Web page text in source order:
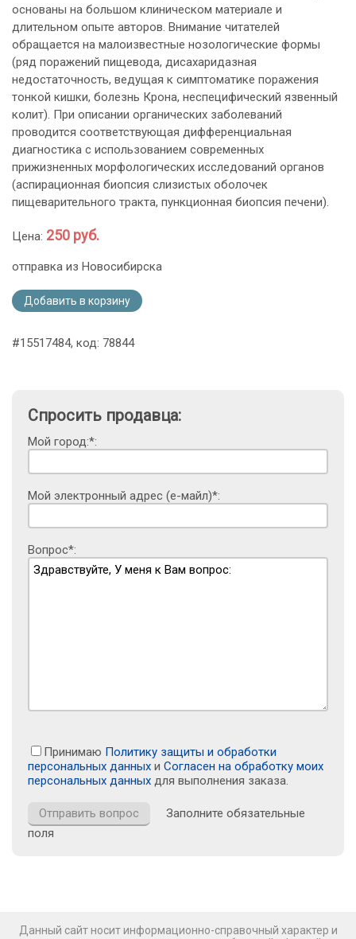
основаны на большом клиническом материале и
длительном опыте авторов. Внимание читателей
обращается на малоизвестные нозологические формы
(ряд поражений пищевода, дисахаридазная
недостаточность, ведущая к симптоматике поражения
тонкой кишки, болезнь Крона, неспецифический язвенный
колит). При описании органических заболеваний
проводится соответствующая дифференциальная
диагностика с использованием современных
прижизненных морфологических исследований органов
(аспирационная биопсия слизистых оболочек
пищеварительного тракта, пункционная биопсия печени).
Цена: 250 руб.
отправка из Новосибирска
Добавить в корзину
#15517484, код: 78844
Спросить продавца:
Мой город:*:
Мой электронный адрес (е-майл)*:
Вопрос*:
Принимаю Политику защиты и обработки
персональных данных и Согласен на обработку моих
персональных данных для выполнения заказа.
Заполните обязательные
поля
Данный сайт носит информационно-справочный характер и